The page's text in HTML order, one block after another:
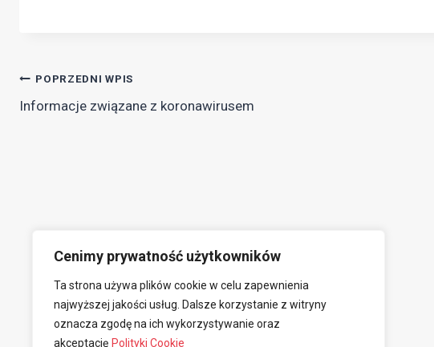
Cenimy prywatność użytkowników
Ta strona używa plików cookie w celu zapewnienia
najwyższej jakości usług. Dalsze korzystanie z witryny
oznacza zgodę na ich wykorzystywanie oraz
akceptację Polityki Cookie
Nawigacja
wpisu
POPRZEDNI WPIS
Informacje związane z koronawirusem